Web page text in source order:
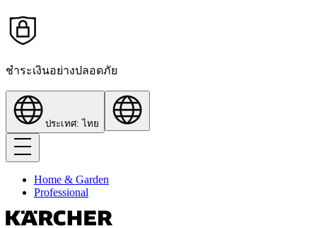
ชำระเงินอย่างปลอดภัย
ประเทศ: ไทย
Home & Garden
Professional